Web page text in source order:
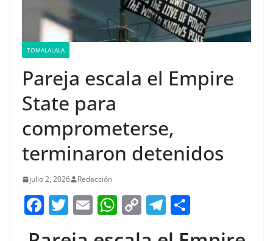
TOMALALALA
Pareja escala el Empire
State para
comprometerse,
terminaron detenidos
julio 2, 2026 Redacción
F T E W C T